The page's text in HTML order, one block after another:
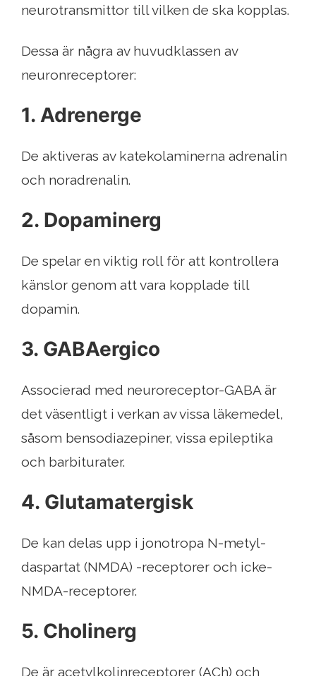
neurotransmittor till vilken de ska kopplas.
Dessa är några av huvudklassen av
neuronreceptorer:
1. Adrenerge
De aktiveras av katekolaminerna adrenalin
och noradrenalin.
2. Dopaminerg
De spelar en viktig roll för att kontrollera
känslor genom att vara kopplade till
dopamin.
3. GABAergico
Associerad med neuroreceptor-GABA är
det väsentligt i verkan av vissa läkemedel,
såsom bensodiazepiner, vissa epileptika
och barbiturater.
4. Glutamatergisk
De kan delas upp i jonotropa N-metyl-
daspartat (NMDA) -receptorer och icke-
NMDA-receptorer.
5. Cholinerg
De är acetylkolinreceptorer (ACh) och